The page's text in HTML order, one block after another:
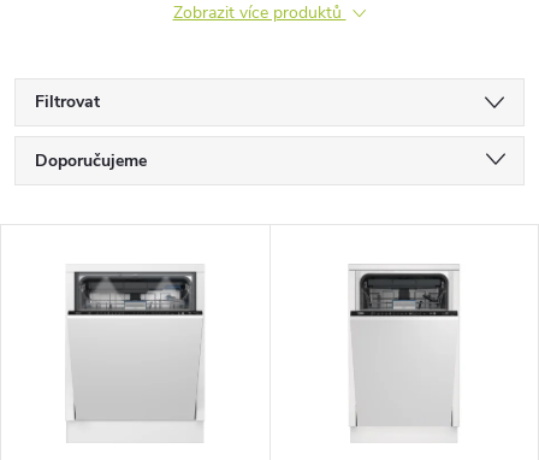
Zobrazit více produktů
Filtrovat
Ř
a
Doporučujeme
Nejprodávanější